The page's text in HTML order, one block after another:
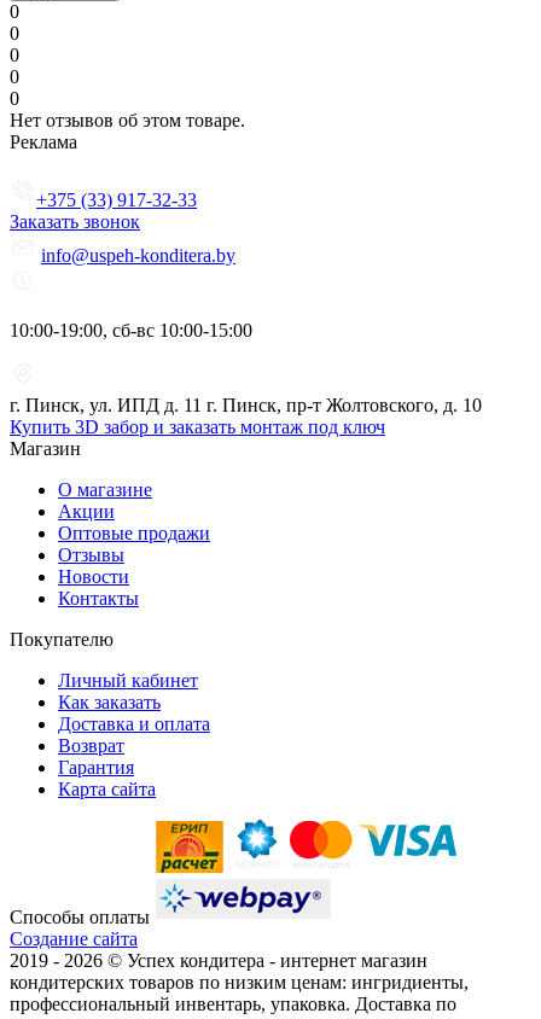
0
0
0
0
0
Нет отзывов об этом товаре.
Реклама
+375 (33) 917-32-33
Заказать звонок
info@uspeh-konditera.by
10:00-19:00, сб-вс 10:00-15:00
г. Пинск, ул. ИПД д. 11 г. Пинск, пр-т Жолтовского, д. 10
Купить 3D забор и заказать монтаж под ключ
Магазин
О магазине
Акции
Оптовые продажи
Отзывы
Новости
Контакты
Покупателю
Личный кабинет
Как заказать
Доставка и оплата
Возврат
Гарантия
Карта сайта
Способы оплаты
Создание сайта
2019 - 2026 © Успех кондитера - интернет магазин
кондитерских товаров по низким ценам: ингридиенты,
профессиональный инвентарь, упаковка. Доставка по